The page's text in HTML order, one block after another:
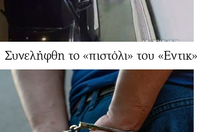
Συνελήφθη το «πιστόλι» του «Εντικ»